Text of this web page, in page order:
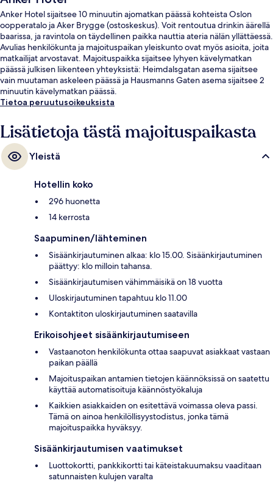
Anker Hotel sijaitsee 10 minuutin ajomatkan päässä kohteista Oslon
oopperatalo ja Aker Brygge (ostoskeskus). Voit rentoutua drinkin äärellä
baarissa, ja ravintola on täydellinen paikka nauttia ateria nälän yllättäessä.
Avulias henkilökunta ja majoituspaikan yleiskunto ovat myös asioita, joita
matkailijat arvostavat. Majoituspaikka sijaitsee lyhyen kävelymatkan
päässä julkisen liikenteen yhteyksistä: Heimdalsgatan asema sijaitsee
vain muutaman askeleen päässä ja Hausmanns Gaten asema sijaitsee 2
minuutin kävelymatkan päässä.
Tietoa peruutusoikeuksista
Lisätietoja tästä majoituspaikasta
Yleistä
Hotellin koko
296 huonetta
14 kerrosta
Saapuminen/lähteminen
Sisäänkirjautuminen alkaa: klo 15.00. Sisäänkirjautuminen
päättyy: klo milloin tahansa.
Sisäänkirjautumisen vähimmäisikä on 18 vuotta
Uloskirjautuminen tapahtuu klo 11.00
Kontaktiton uloskirjautuminen saatavilla
Erikoisohjeet sisäänkirjautumiseen
Vastaanoton henkilökunta ottaa saapuvat asiakkaat vastaan
paikan päällä
Majoituspaikan antamien tietojen käännöksissä on saatettu
käyttää automatisoituja käännöstyökaluja
Kaikkien asiakkaiden on esitettävä voimassa oleva passi.
Tämä on ainoa henkilöllisyystodistus, jonka tämä
majoituspaikka hyväksyy.
Sisäänkirjautumisen vaatimukset
Luottokortti, pankkikortti tai käteistakuumaksu vaaditaan
satunnaisten kulujen varalta